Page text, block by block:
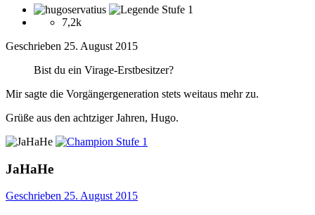
7,2k
Geschrieben 25. August 2015
Bist du ein Virage-Erstbesitzer?
Mir sagte die Vorgängergeneration stets weitaus mehr zu.
Grüße aus den achtziger Jahren, Hugo.
JaHaHe
Geschrieben 25. August 2015